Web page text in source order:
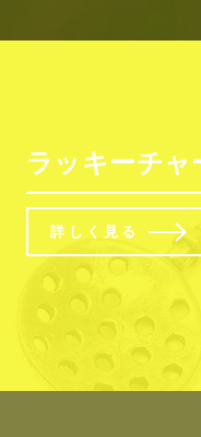
ラッキーチャ
詳しく見る